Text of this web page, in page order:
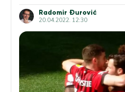
Radomir Đurović
20.04.2022. 12:30